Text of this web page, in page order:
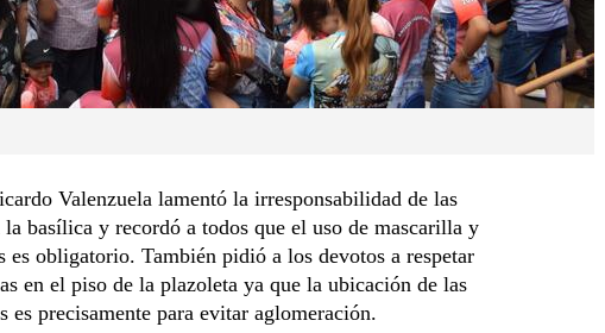
Valenzuela lamentó la irresponsabilidad de las
la basílica y recordó a todos que el uso de mascarilla y
es obligatorio. También pidió a los devotos a respetar
en el piso de la plazoleta ya que la ubicación de las
es precisamente para evitar aglomeración.